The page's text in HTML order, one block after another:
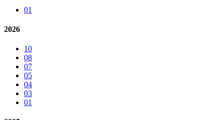
01
2026
10
08
07
05
04
03
01